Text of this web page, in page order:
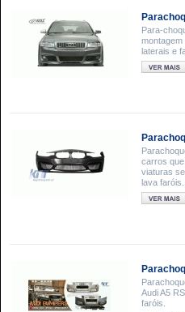
Para-
laterais e
carros
viaturas
lava faróis.
Audi A5
faróis.